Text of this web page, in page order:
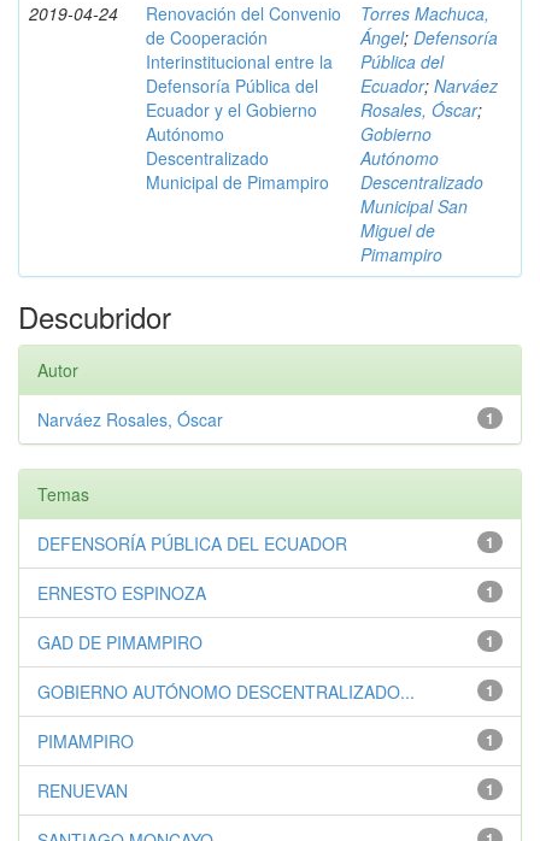
2019-04-24
Renovación del Convenio
de Cooperación
Interinstitucional entre la
Defensoría Pública del
Ecuador y el Gobierno
Autónomo
Descentralizado
Municipal de Pimampiro
Torres Machuca,
Ángel; Defensoría
Pública del
Ecuador; Narváez
Rosales, Óscar;
Gobierno
Autónomo
Descentralizado
Municipal San
Miguel de
Pimampiro
Descubridor
Autor
1
Narváez Rosales, Óscar
Temas
1
DEFENSORÍA PÚBLICA DEL ECUADOR
1
ERNESTO ESPINOZA
1
GAD DE PIMAMPIRO
1
GOBIERNO AUTÓNOMO DESCENTRALIZADO...
1
PIMAMPIRO
1
RENUEVAN